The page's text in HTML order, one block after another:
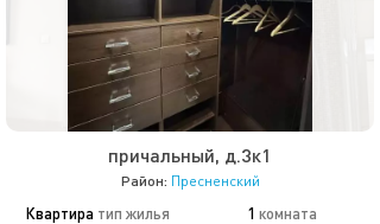
причальный, д.3к1
Район: Пресненский
Квартира тип жилья 1 комната